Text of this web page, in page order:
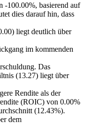
-100.00%, basierend auf
dies darauf hin, dass
liegt deutlich über
im kommenden
Das
(13.27) liegt über
Rendite als der
(ROIC) von 0.00%
(12.43%).
dem